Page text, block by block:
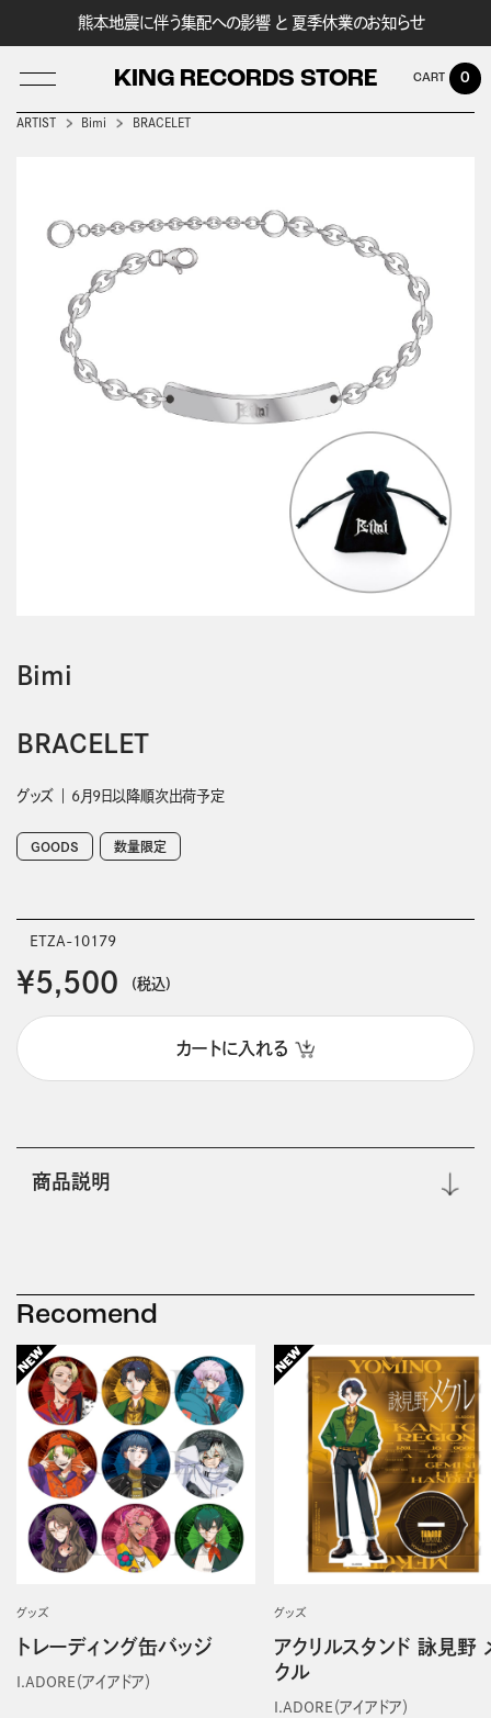
熊本地震に伴う集配への影響 と 夏季休業のお知らせ
KING RECORDS STORE
LOG IN
0
ARTIST Bimi BRACELET
Bimi
BRACELET
グッズ 6月9日以降順次出荷予定
GOODS 数量限定
ETZA-10179
￥5,500 (税込)
カートに入れる
商品説明
Recomend
グッズ
トレーディング缶バッジ
I.ADORE（アイアドア）
グッズ
アクリルスタンド 詠見野
クル
I.ADORE（アイアドア）